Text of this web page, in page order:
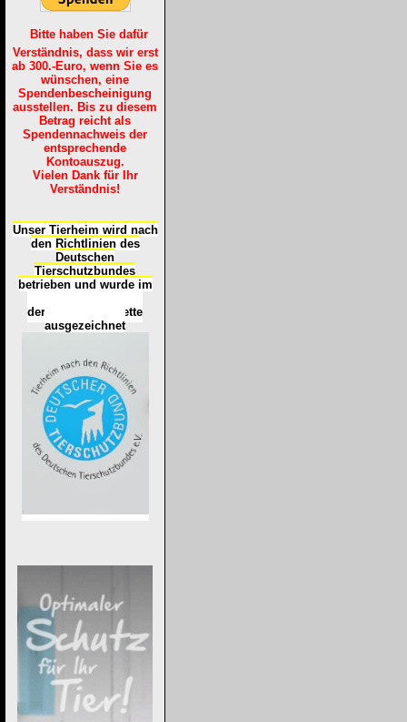
Bitte haben Sie dafür
Verständnis, dass wir erst
ab 300.-Euro, wenn Sie es
wünschen, eine
Spendenbescheinigung
ausstellen. Bis zu diesem
Betrag reicht als
Spendennachweis der
entsprechende
Kontoauszug.
Vielen Dank für Ihr
Verständnis!
Unser Tierheim wird nach
den Richtlinien des
Deutschen
Tierschutzbundes
betrieben und wurde im
der
Tierheimplakette
ausgezeichnet